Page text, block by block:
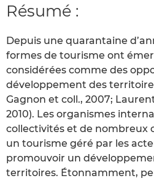
Résumé :
Depuis une quarantaine
formes de tourisme ont
considérées comme des
développement des
Gagnon et coll., 2007;
2010). Les organismes
collectivités et de nombreux
un tourisme géré par les
promouvoir un
territoires. Étonnamment,